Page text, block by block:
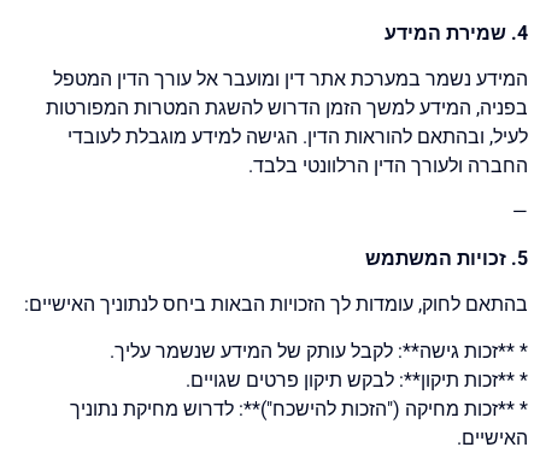
4. שמירת המידע
המידע נשמר במערכת אתר דין ומועבר אל עורך הדין המטפל
בפניה, המידע למשך הזמן הדרוש להשגת המטרות המפורטות
לעיל, ובהתאם להוראות הדין. הגישה למידע מוגבלת לעובדי
החברה ולעורך הדין הרלוונטי בלבד.
—
5. זכויות המשתמש
בהתאם לחוק, עומדות לך הזכויות הבאות ביחס לנתוניך האישיים:
* **זכות גישה**: לקבל עותק של המידע שנשמר עליך.
* **זכות תיקון**: לבקש תיקון פרטים שגויים.
* **זכות מחיקה ("הזכות להישכח")**: לדרוש מחיקת נתוניך
האישיים.